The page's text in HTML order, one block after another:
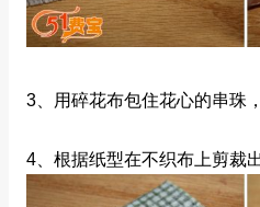
3、用碎花布包住花心的串珠
4、根据纸型在不织布上剪裁